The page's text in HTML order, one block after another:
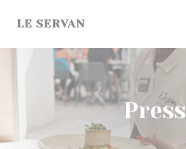
LE SERVAN
Press